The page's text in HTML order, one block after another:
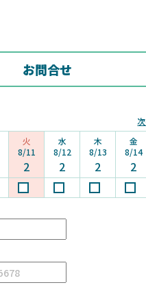
お問合せ
火
8/11
2
水
8/12
2
木
8/13
2
金
8/14
2